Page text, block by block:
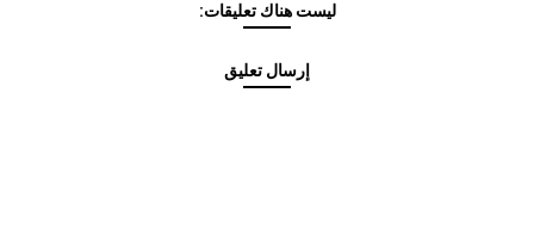
ليست هناك تعليقات:
إرسال تعليق